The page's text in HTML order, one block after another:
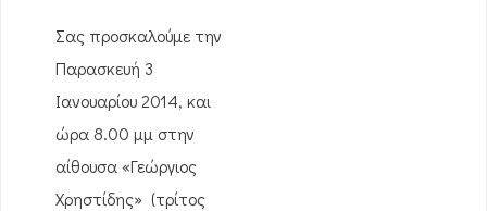
Σας προσκαλούμε την
Παρασκευή 3
Ιανουαρίου 2014, και
ώρα 8.00 μμ στην
αίθουσα «Γεώργιος
Χρηστίδης» (τρίτος